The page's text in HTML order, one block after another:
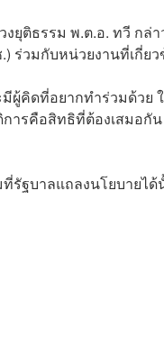
ยุติธรรม พ.ต.อ. ทวี กล่
ร่วมกับหน่วยงานที่เกี่ย
ผู้คิดที่อยากทำร่วมด้วย
ารคือสิทธิที่ต้องเสมอกั
รัฐบาลแถลงนโยบายไ